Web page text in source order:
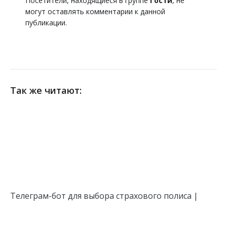
могут оставлять комментарии к данной
публикации.
Так же читают:
Телеграм-бот для выбора страхового полиса |